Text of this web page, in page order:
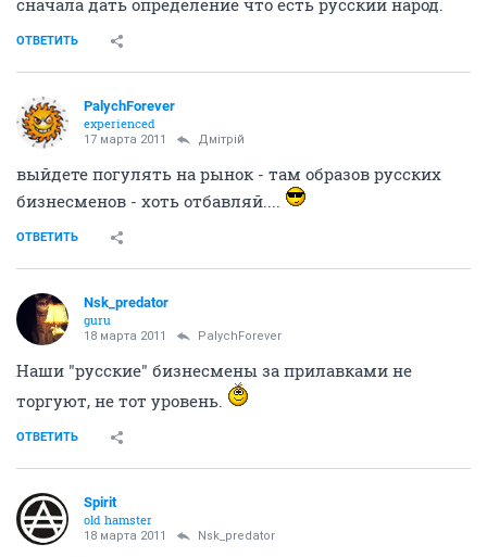
ОТВЕТИТЬ
PalychForever
experienced
17 марта 2011 Дмiтрiй
выйдете погулять на рынок - там образов русских
бизнесменов - хоть отбавляй....
ОТВЕТИТЬ
Nsk_predator
guru
18 марта 2011 PalychForever
Наши "русские" бизнесмены за прилавками не
торгуют, не тот уровень.
ОТВЕТИТЬ
Spirit
old hamster
18 марта 2011 Nsk_predator